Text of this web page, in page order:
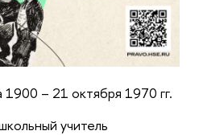
1900 – 21 октября 1970 гг.
учитель